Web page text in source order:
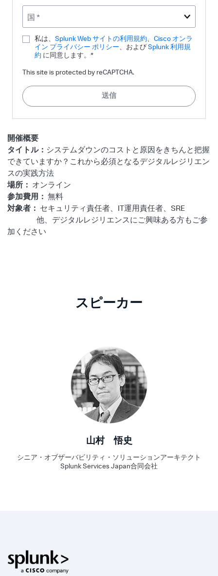
国 *
私は、 Splunk Web サイトの利用規約、 Cisco オンラ
イン プライバシー ポリシー、および Splunk 利用規
約 に同意します。*
This site is protected by reCAPTCHA.
送信
開催概要
タイトル： システムダウンのコストと原因をきちんと把握
できていますか？これから必須となるデジタルレジリエン
スの実践方法
場所：
オンライン
参加費用： 無料
対象者：
セキュリティ責任者、IT運用責任者、SRE
他、デジタルレジリエンスにご興味ある方もご参
加ください
スピーカー
山村 悟史
シニア・オブザーバビリティ・ソリューションアーキテクト
Splunk Services Japan合同会社